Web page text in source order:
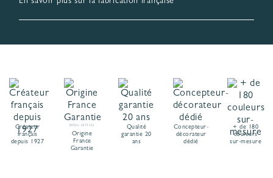
Créateur
français
depuis 1927
BVCert. 6019325
Origine
France
Garantie
Qualité
garantie 20
ans
Concepteur-
décorateur
dédié
+ de 180
couleurs
sur-mesure